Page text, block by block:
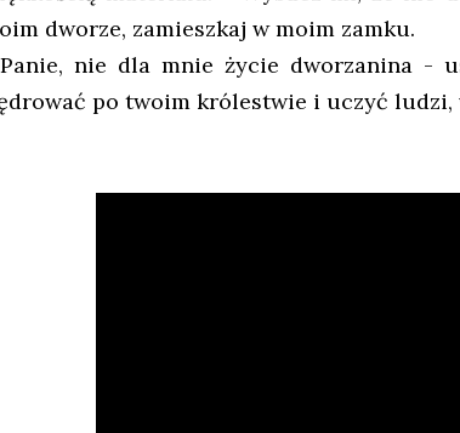
dworze, zamieszkaj w moim zamku.
nie dla mnie życie dworzanina -
po twoim królestwie i uczyć ludzi,